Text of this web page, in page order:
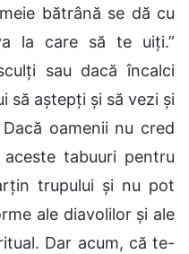
bătrână se dă cu
la care să te uiți.”
sau dacă încalci
să aștepți și să vezi și
oamenii nu cred
tabuuri pentru
trupului și nu pot
ale diavolilor și ale
Dar acum, că te-